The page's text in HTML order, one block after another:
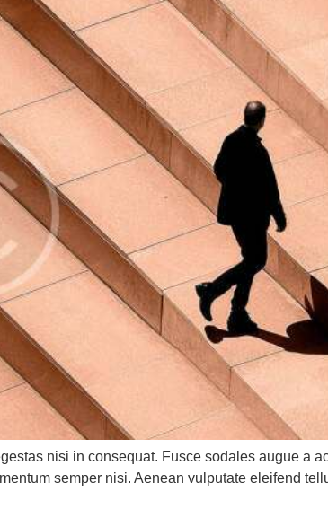
nisi in consequat. Fusce sodales augue a
semper nisi. Aenean vulputate eleifend